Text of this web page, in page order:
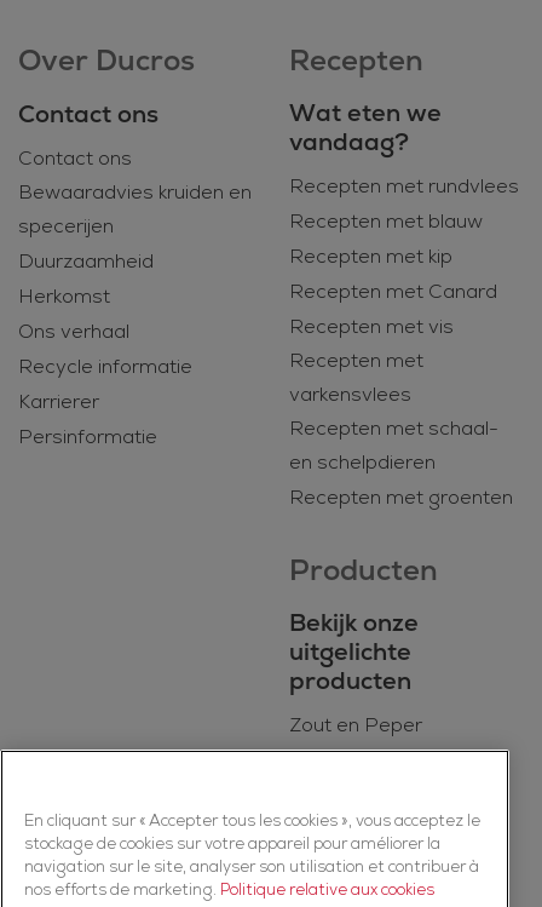
Over Ducros
Contact ons
Contact ons
Bewaaradvies kruiden en
specerijen
Duurzaamheid
Herkomst
Ons verhaal
Recycle informatie
Karrierer
Persinformatie
Recepten
Wat eten we
vandaag?
Recepten met rundvlees
Recepten met blauw
Recepten met kip
Recepten met Canard
Recepten met vis
Recepten met
varkensvlees
Recepten met schaal-
en schelpdieren
Recepten met groenten
Producten
Bekijk onze
uitgelichte
producten
Zout en Peper
Kruiden
Specerijen
Kruidenmixen
En cliquant sur « Accepter tous les cookies », vous acceptez le
stockage de cookies sur votre appareil pour améliorer la
navigation sur le site, analyser son utilisation et contribuer à
nos efforts de marketing. Politique relative aux cookies